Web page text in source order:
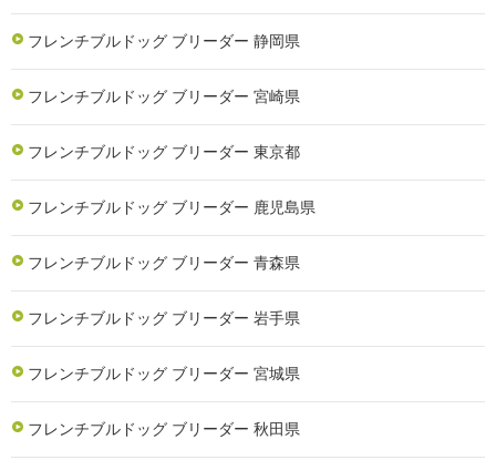
フレンチブルドッグ ブリーダー 静岡県
フレンチブルドッグ ブリーダー 宮崎県
フレンチブルドッグ ブリーダー 東京都
フレンチブルドッグ ブリーダー 鹿児島県
フレンチブルドッグ ブリーダー 青森県
フレンチブルドッグ ブリーダー 岩手県
フレンチブルドッグ ブリーダー 宮城県
フレンチブルドッグ ブリーダー 秋田県